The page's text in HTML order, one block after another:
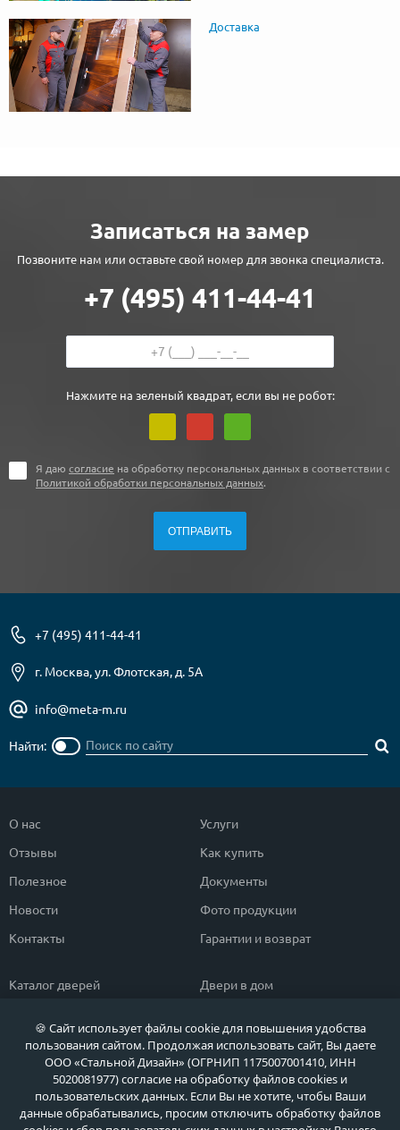
Доставка
Записаться на замер
Позвоните нам или оставьте свой номер для звонка специалиста.
+7 (495) 411-44-41
Нажмите на зеленый квадрат, если вы не робот:
Я даю согласие на обработку персональных данных в соответствии с
Политикой обработки персональных данных.
+7 (495) 411-44-41
г. Москва, ул. Флотская, д. 5А
info@meta-m.ru
Найти:
О нас
Отзывы
Полезное
Новости
Контакты
Услуги
Как купить
Документы
Фото продукции
Гарантии и возврат
Каталог дверей
Популярные двери
Быстрый подбор двери
Двери класса ЭКОНОМ
Двери в дом
Двери в квартиру
Тамбурные двери
Противопожарные двери
🍪 Сайт использует файлы cookie для повышения удобства
пользования сайтом. Продолжая использовать сайт, Вы даете
ООО «Стальной Дизайн» (ОГРНИП 1175007001410, ИНН
5020081977) согласие на обработку файлов cookies и
пользовательских данных. Если Вы не хотите, чтобы Ваши
данные обрабатывались, просим отключить обработку файлов